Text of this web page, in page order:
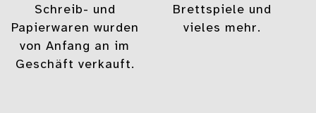
Schreib- und
Papierwaren wurden
von Anfang an im
Geschäft verkauft.
Brettspiele und
vieles mehr.